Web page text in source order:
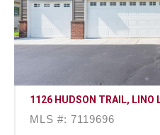
1126 HUDSON TRAIL, LINO
MLS #: 7119696